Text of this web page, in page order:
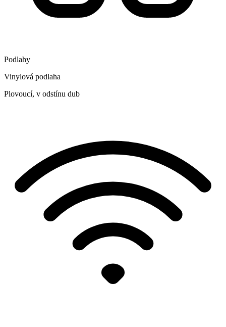
Podlahy
Vinylová podlaha
Plovoucí, v odstínu dub